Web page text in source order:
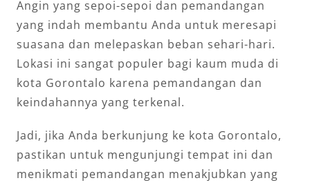
Angin yang sepoi-sepoi dan pemandangan
yang indah membantu Anda untuk meresapi
suasana dan melepaskan beban sehari-hari.
Lokasi ini sangat populer bagi kaum muda di
kota Gorontalo karena pemandangan dan
keindahannya yang terkenal.
Jadi, jika Anda berkunjung ke kota Gorontalo,
pastikan untuk mengunjungi tempat ini dan
menikmati pemandangan menakjubkan yang